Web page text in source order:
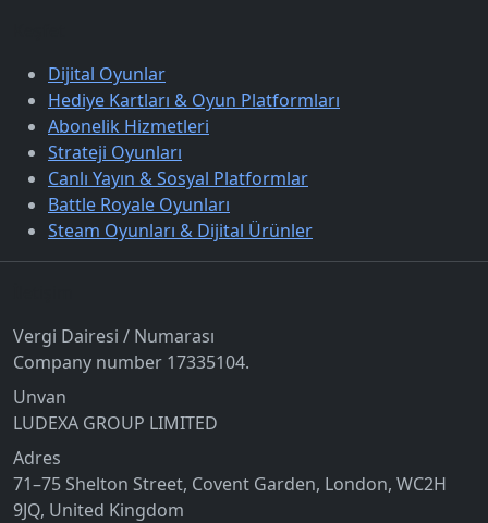
Dijital Oyunlar
Hediye Kartları & Oyun Platformları
Abonelik Hizmetleri
Strateji Oyunları
Canlı Yayın & Sosyal Platformlar
Battle Royale Oyunları
Steam Oyunları & Dijital Ürünler
Vergi Dairesi / Numarası
Company number 17335104.
Unvan
LUDEXA GROUP LIMITED
Adres
71–75 Shelton Street, Covent Garden, London, WC2H
9JQ, United Kingdom